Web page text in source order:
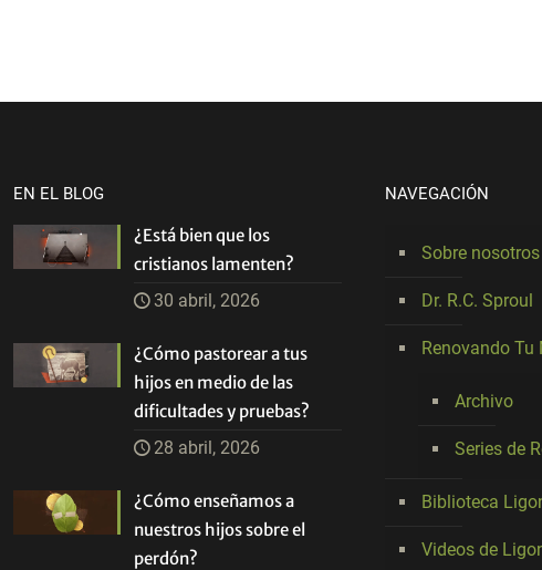
EN EL BLOG
¿Está bien que los
cristianos lamenten?
30 abril, 2026
¿Cómo pastorear a tus
hijos en medio de las
dificultades y pruebas?
28 abril, 2026
¿Cómo enseñamos a
nuestros hijos sobre el
perdón?
NAVEGACIÓN
Sobre nosotros
Dr. R.C. Sproul
Renovando Tu
Archivo
Series de
Biblioteca
Videos de